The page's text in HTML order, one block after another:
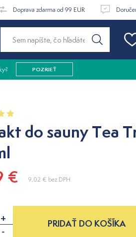
Doprava zdarma od 99 EUR
POZRIEŤ
do sauny Tea
€
9,02 € bez DPH
+
-
PRIDAŤ DO KOŠÍKA